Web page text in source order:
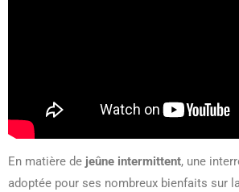
En matière de jeûne intermittent, une
adoptée pour ses nombreux bienfaits sur